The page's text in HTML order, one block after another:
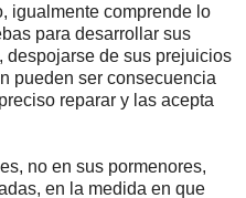
igualmente comprende lo
para desarrollar sus
despojarse de sus prejuicios
pueden ser consecuencia
reparar y las acepta
no en sus pormenores,
en la medida en que